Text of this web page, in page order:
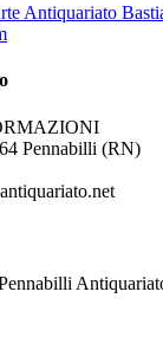
Antiquariato
Pennabilli (RN)